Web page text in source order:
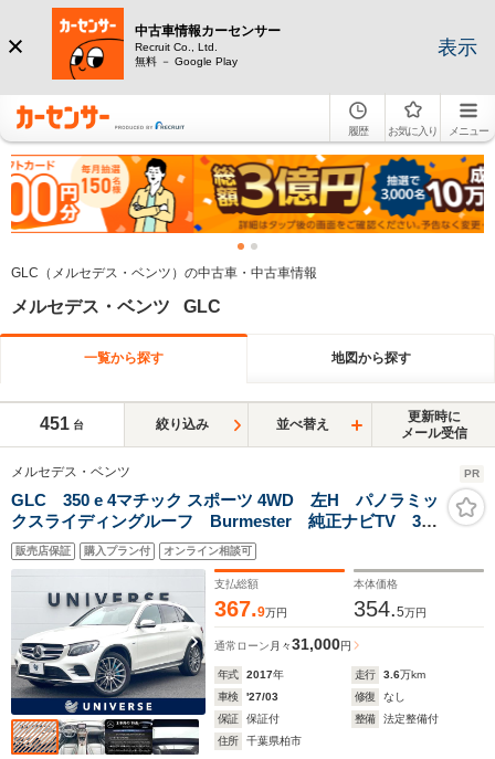
中古車情報カーセンサー
Recruit Co., Ltd.
無料 － Google Play
表示
履歴 お気に入り メニュー
GLC（メルセデス・ベンツ）の中古車・中古車情報
メルセデス・ベンツ GLC
一覧から探す 地図から探す
451 台 絞り込み 並べ替え
更新時に
メール受信
メルセデス・ベンツ PR
GLC 350 e 4マチック スポーツ 4WD 左H パノラミッ
クスライディングルーフ Burmester 純正ナビTV 360
度カメラ レーダーセーフティPKG 純正20インチAW
革シート シートヒーター パワーシート LEDヘッ
販売店保証 購入プラン付 オンライン相談可
支払総額
367.9万円
本体価格
354.5万円
通常ローン 月々31,000円
年式 2017年 走行 3.6万km
車検
'27/03 修復
なし
保証
保証付 整備
法定整備付
住所
千葉県柏市